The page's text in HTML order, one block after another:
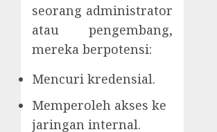
seorang administrator
atau pengembang,
mereka berpotensi:
Mencuri kredensial.
Memperoleh akses ke
jaringan internal.